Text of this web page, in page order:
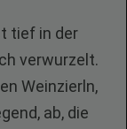
tief in der
verwurzelt.
Weinzierln,
ab, die